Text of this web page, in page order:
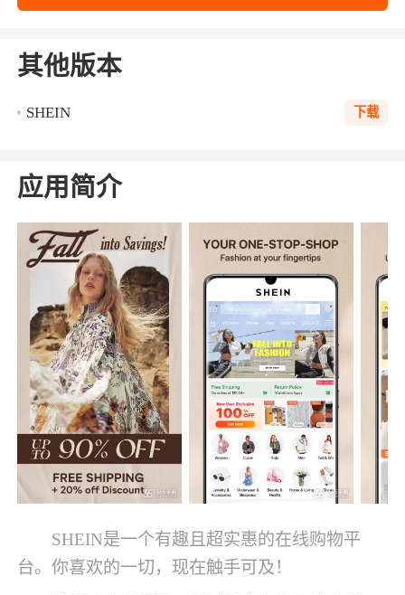
其他版本
SHEIN 下载
应用简介
SHEIN是一个有趣且超实惠的在线购物平
台。你喜欢的一切，现在触手可及！